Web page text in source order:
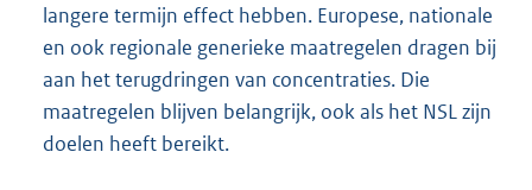
langere termijn effect hebben. Europese, nationale
en ook regionale generieke maatregelen dragen bij
aan het terugdringen van concentraties. Die
maatregelen blijven belangrijk, ook als het NSL zijn
doelen heeft bereikt.